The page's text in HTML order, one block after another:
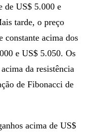
de US$ 5.000 e
tarde, o preço
constante acima dos
e US$ 5.050. Os
da resistência
de Fibonacci de
acima de US$